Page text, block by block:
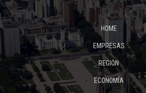
HOME
EMPRESAS
REGIÓN
ECONOMÍA